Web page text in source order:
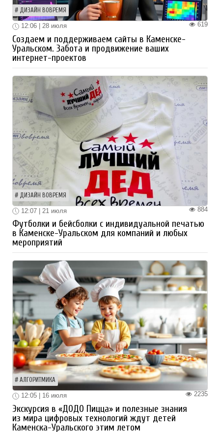
ДИЗАЙН ВОВРЕМЯ
619
12:06 | 28 июля
Создаем и поддерживаем сайты в Каменске-
Уральском. Забота и продвижение ваших
интернет-проектов
ДИЗАЙН ВОВРЕМЯ
884
12:07 | 21 июля
Футболки и бейсболки с индивидуальной печатью
в Каменске-Уральском для компаний и любых
мероприятий
АЛГОРИТМИКА
2235
12:05 | 16 июля
Экскурсия в «ДОДО Пицца» и полезные знания
из мира цифровых технологий ждут детей
Каменска-Уральского этим летом